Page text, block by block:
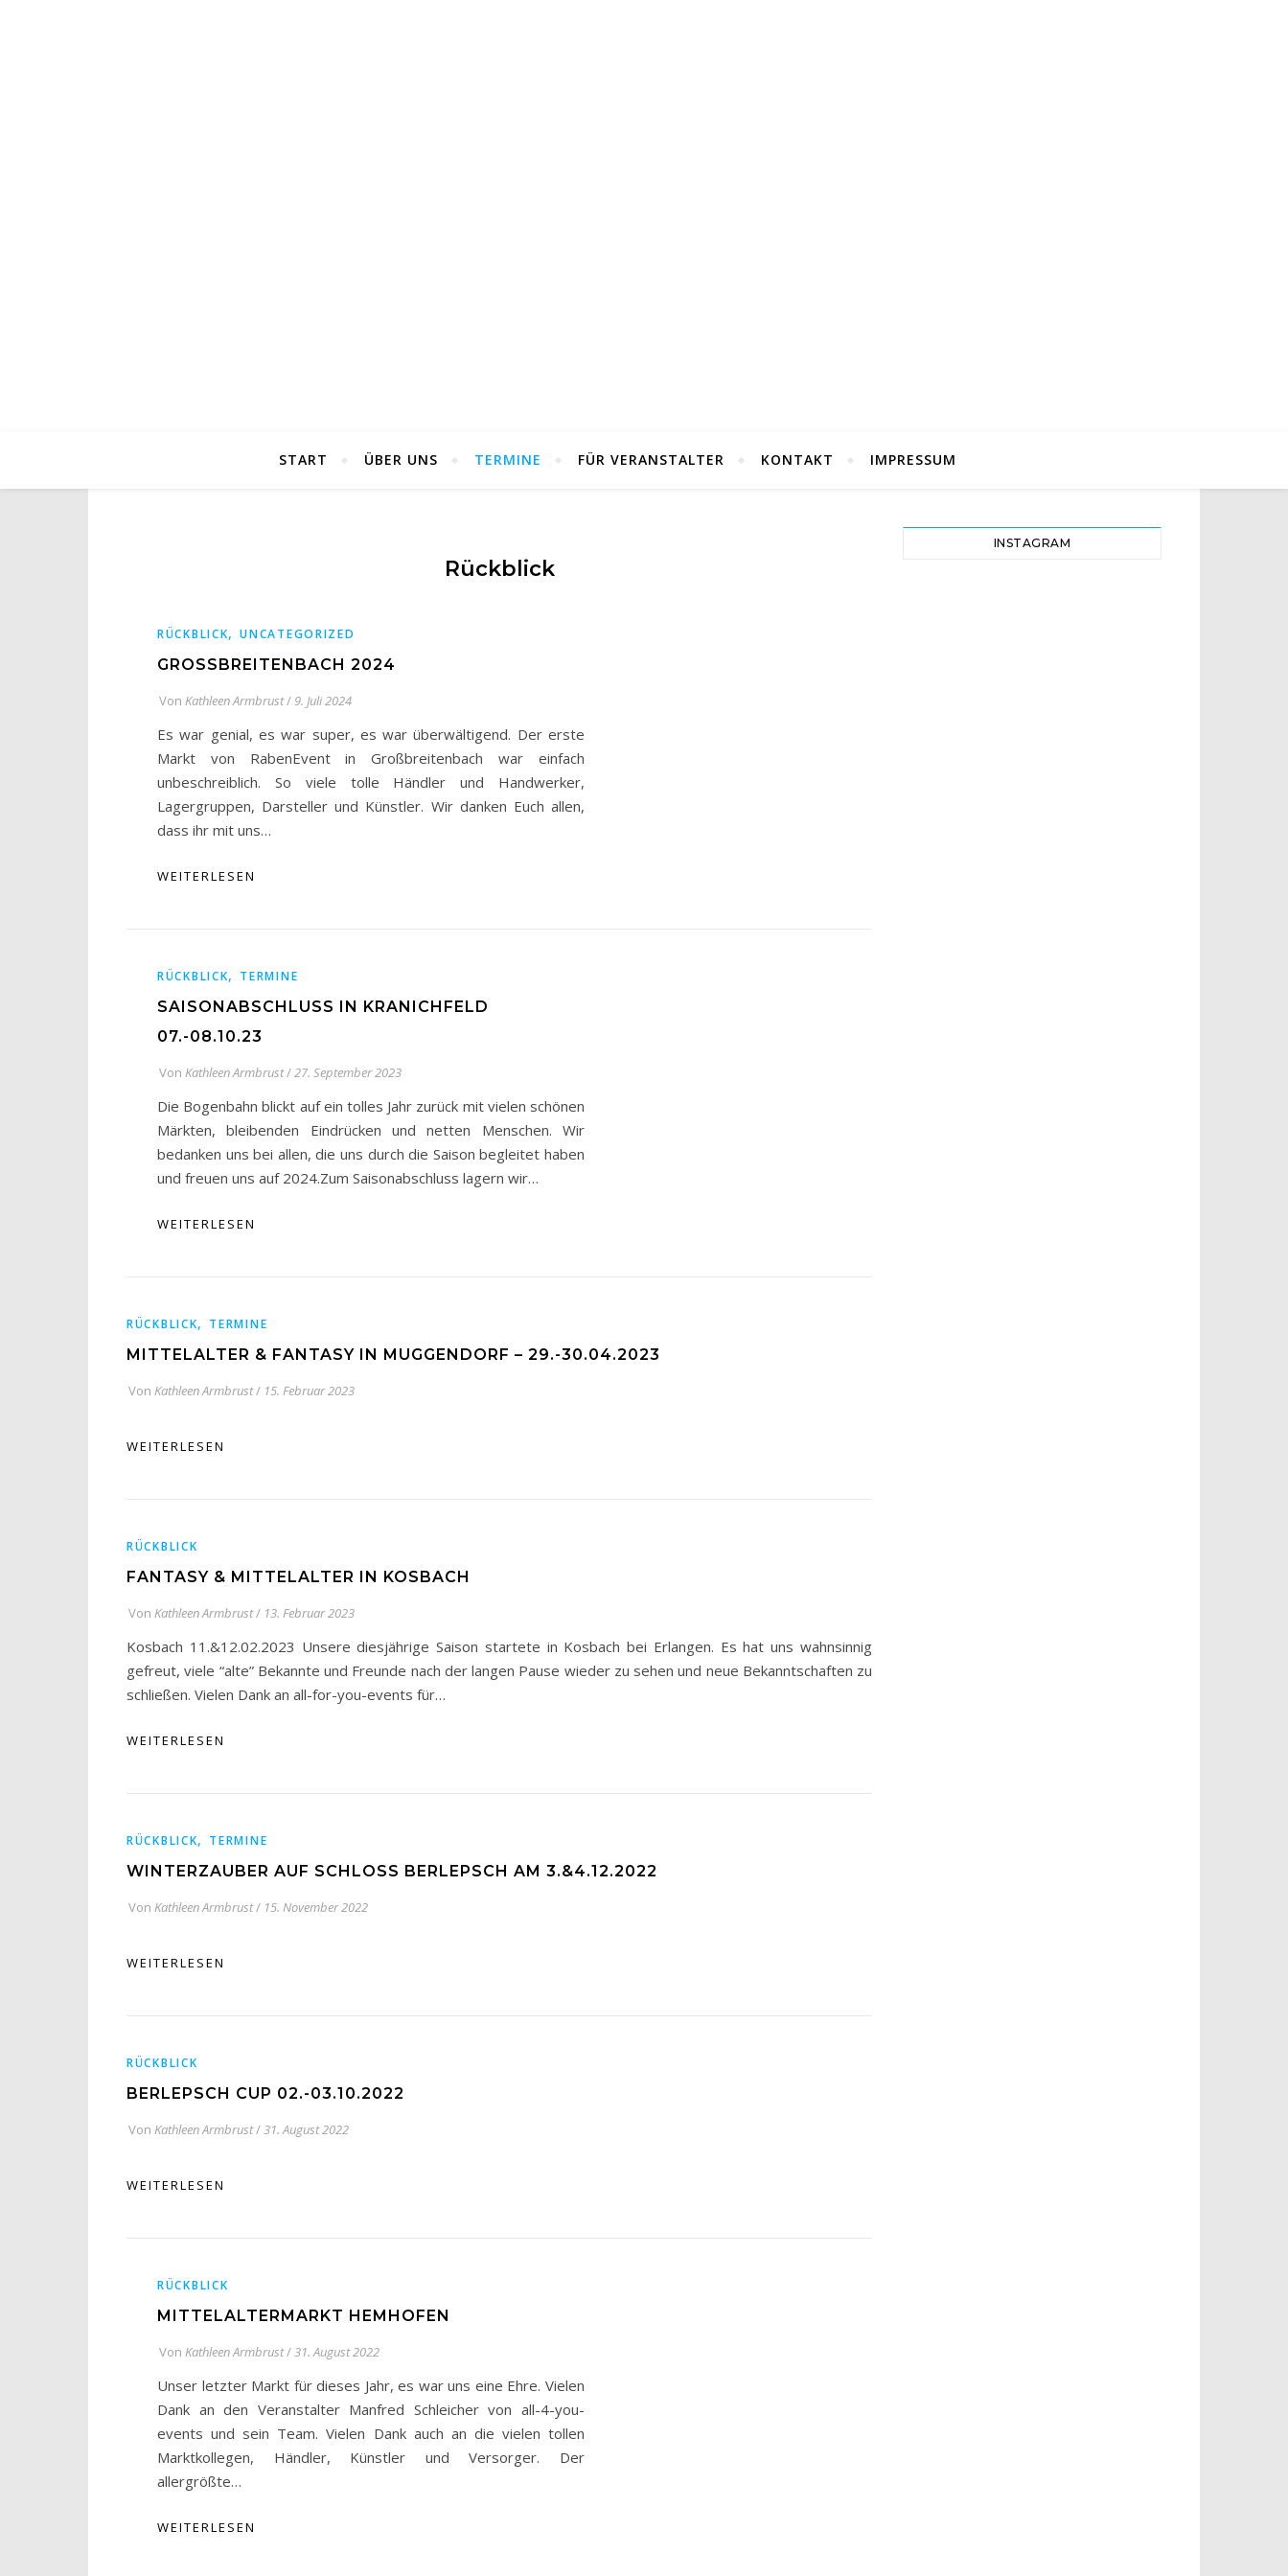
START ÜBER UNS TERMINE FÜR VERANSTALTER KONTAKT IMPRESSUM
Rückblick
RÜCKBLICK,UNCATEGORIZED
GROSSBREITENBACH 2024
Von Kathleen Armbrust/9. Juli 2024
Es war genial, es war super, es war überwältigend. Der erste
Markt von RabenEvent in Großbreitenbach war einfach
unbeschreiblich. So viele tolle Händler und Handwerker,
Lagergruppen, Darsteller und Künstler. Wir danken Euch allen,
dass ihr mit uns…
WEITERLESEN
RÜCKBLICK, TERMINE
SAISONABSCHLUSS IN KRANICHFELD
07.-08.10.23
Von Kathleen Armbrust/27. September 2023
Die Bogenbahn blickt auf ein tolles Jahr zurück mit vielen schönen
Märkten, bleibenden Eindrücken und netten Menschen. Wir
bedanken uns bei allen, die uns durch die Saison begleitet haben
und freuen uns auf 2024.Zum Saisonabschluss lagern wir…
WEITERLESEN
RÜCKBLICK, TERMINE
MITTELALTER & FANTASY IN MUGGENDORF – 29.-30.04.2023
Von Kathleen Armbrust/ 15. Februar 2023
WEITERLESEN
RÜCKBLICK
FANTASY & MITTELALTER IN KOSBACH
Von Kathleen Armbrust/ 13. Februar 2023
Kosbach 11.&12.02.2023 Unsere diesjährige Saison startete in Kosbach bei Erlangen. Es hat uns wahnsinnig
gefreut, viele “alte” Bekannte und Freunde nach der langen Pause wieder zu sehen und neue Bekanntschaften zu
schließen. Vielen Dank an all-for-you-events für…
WEITERLESEN
RÜCKBLICK, TERMINE
WINTERZAUBER AUF SCHLOSS BERLEPSCH AM 3.&4.12.2022
Von Kathleen Armbrust/ 15. November 2022
WEITERLESEN
RÜCKBLICK
BERLEPSCH CUP 02.-03.10.2022
Von Kathleen Armbrust/31. August 2022
WEITERLESEN
RÜCKBLICK
MITTELALTERMARKT HEMHOFEN
Von Kathleen Armbrust/31. August 2022
Unser letzter Markt für dieses Jahr, es war uns eine Ehre. Vielen
Dank an den Veranstalter Manfred Schleicher von all-4-you-
events und sein Team. Vielen Dank auch an die vielen tollen
Marktkollegen, Händler, Künstler und Versorger. Der
allergrößte…
WEITERLESEN
INSTAGRAM